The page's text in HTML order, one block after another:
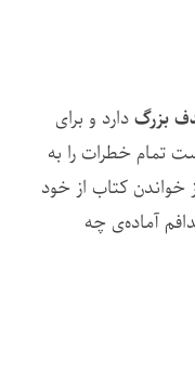
بزرگدارد و برای
تمام خطرات را به
کتاب از خود
آماده‌ی چه